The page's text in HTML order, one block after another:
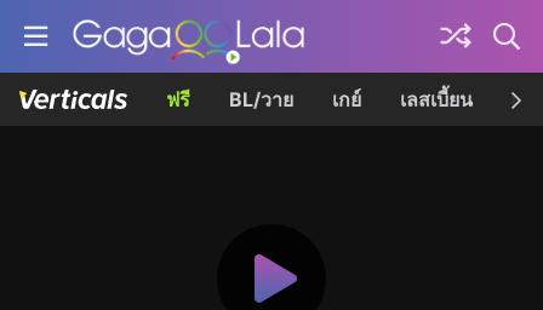
ฟรี BL/วาย เกย์ เลสเบี้ยน เค